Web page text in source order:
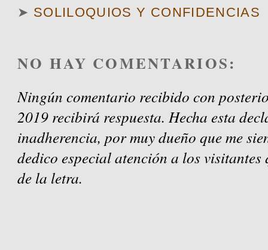
➤ SOLILOQUIOS Y CONFIDENCIAS
NO HAY COMENTARIOS:
Ningún comentario recibido con
2019 recibirá respuesta. Hecha esta
inadherencia, por muy dueño que me
dedico especial atención a los
de la letra.